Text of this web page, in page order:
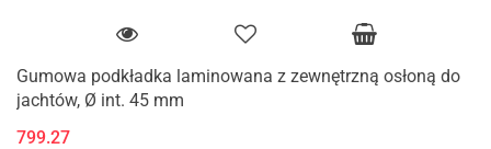
Gumowa podkładka laminowana z zewnętrzną osłoną do
jachtów, Ø int. 45 mm
799.27